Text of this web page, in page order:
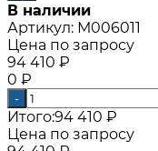
В наличии
Артикул: М006011
Цена по запросу
94 410 ₽
0 ₽
-
Итого:94 410 ₽
Цена по запросу